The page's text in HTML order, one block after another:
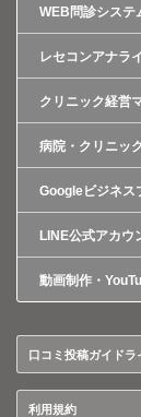
WEB問診システ
レセコンアナラ
クリニック経営
病院・クリニッ
Googleビジネス
LINE公式アカウ
動画制作・
口コミ投稿ガイドラ
利用規約